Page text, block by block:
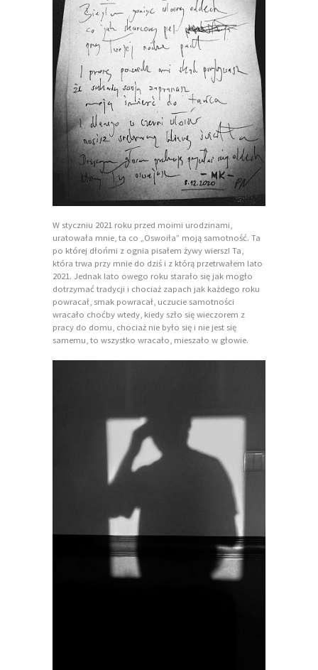
W styczniu 2021 roku przed moimi urodzinami,
uratowała mnie, ta co „Oswoiła” moją samotność. Ta
po której dłońmi z ognia pisałem żywy wiersz! Ta,
która trwa przy mnie do dziś i z którą przetrwałem lato
2021. Jednak lato owego roku starało się jak mogło
dotrzymać tradycji i chociaż zapach jak każdego roku
powracał, smak powracał, uczucie samotności
wracało choćby wtedy, kiedy szło się wieczorem z
pracy do domu, chociaż nie było się i nie jest się
samemu, to wszystko wracało, mieszało w głowie.